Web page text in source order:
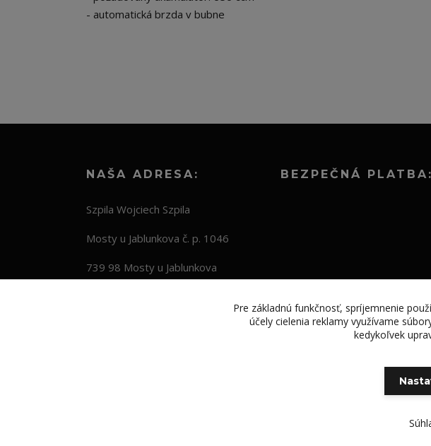
- automatická brzda v bubne
NAŠA ADRESA:
Szpila Wojciech Szpila
Mosty u Jablunkova č. p. 1046
739 98 Mosty u Jablunkova
BEZPEČNÁ PLATBA:
Pre základnú funkčnosť, spríjemnenie
účely cielenia reklamy využívame
kedykoľvek